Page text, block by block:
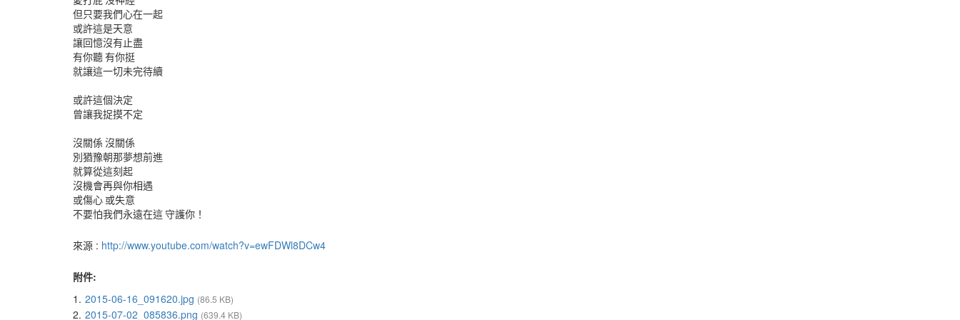
但只要我們心在一起
或許這是天意
讓回憶沒有止盡
有你聽 有你挺
就讓這一切未完待續
或許這個決定
曾讓我捉摸不定
沒關係 沒關係
別猶豫朝那夢想前進
就算從這刻起
沒機會再與你相遇
或傷心 或失意
不要怕我們永遠在這 守護你！
來源 : http://www.youtube.com/watch?v=ewFDWl8DCw4
附件:
1. 2015-06-16_091620.jpg (86.5 KB)
2. 2015-07-02_085836.png (639.4 KB)